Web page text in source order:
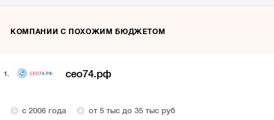
КОМПАНИИ С ПОХОЖИМ БЮДЖЕТОМ
1. сео74.рф
с 2006 года
от 5 тыс до 35 тыс руб